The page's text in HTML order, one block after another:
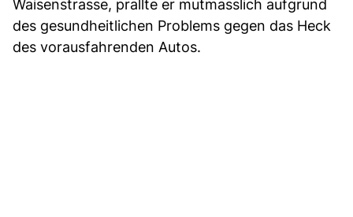
Waisenstrasse, prallte er mutmasslich aufgrund
des gesundheitlichen Problems gegen das Heck
des vorausfahrenden Autos.